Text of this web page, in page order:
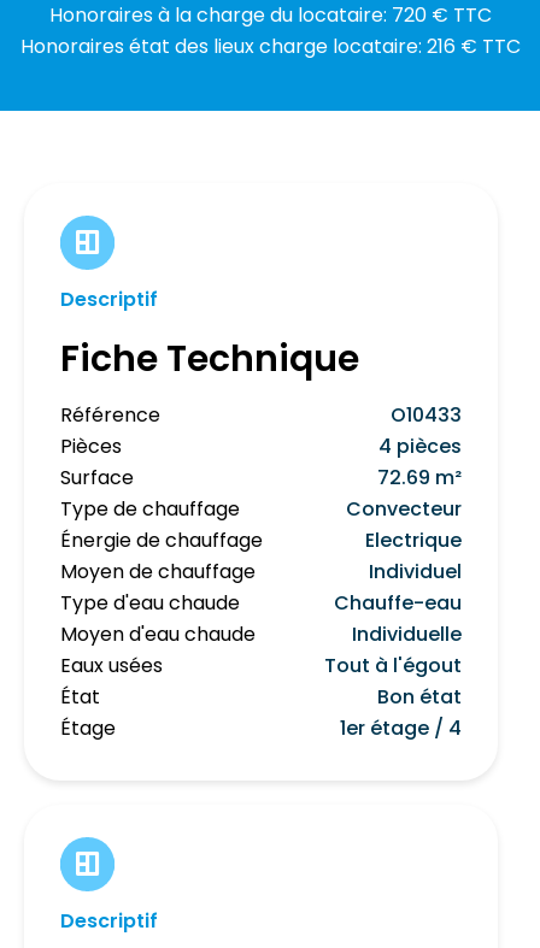
Honoraires à la charge du locataire: 720 € TTC
Honoraires état des lieux charge locataire: 216 € TTC
Descriptif
Fiche Technique
Référence
O10433
Pièces
4 pièces
Surface
72.69 m²
Type de chauffage
Convecteur
Énergie de chauffage
Electrique
Moyen de chauffage
Individuel
Type d'eau chaude
Chauffe-eau
Moyen d'eau chaude
Individuelle
Eaux usées
Tout à l'égout
État
Bon état
Étage
1er étage / 4
Descriptif